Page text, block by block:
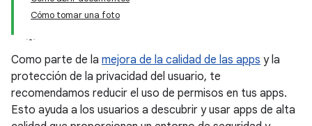
Cómo tomar una foto
Como parte de la mejora de la calidad de las apps y la
protección de la privacidad del usuario, te
recomendamos reducir el uso de permisos en tus apps.
Esto ayuda a los usuarios a descubrir y usar apps de alta